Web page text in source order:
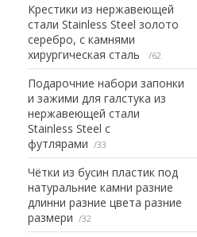
Крестики из нержавеющей
стали Stainless Steel золото
серебро, с камнями
хирургическая сталь
62
Подарочние набори запонки
и зажими для галстука из
нержавеющей стали
Stainless Steel с
футлярами
33
Чётки из бусин пластик под
натуральние камни разние
длинни разние цвета разние
размери
32